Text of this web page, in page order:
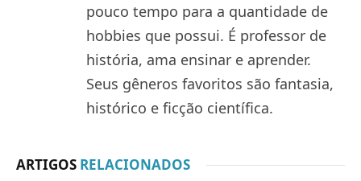
pouco tempo para a quantidade de
hobbies que possui. É professor de
história, ama ensinar e aprender.
Seus gêneros favoritos são fantasia,
histórico e ficção científica.
ARTIGOS RELACIONADOS